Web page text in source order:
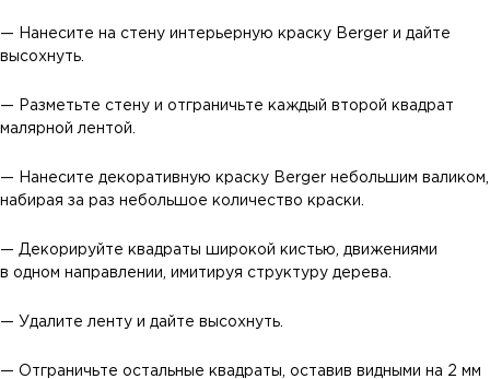
— Нанесите на стену интерьерную краску Berger и дайте
высохнуть.
— Разметьте стену и отграничьте каждый второй квадрат
малярной лентой.
— Нанесите декоративную краску Berger небольшим валиком,
набирая за раз небольшое количество краски.
— Декорируйте квадраты широкой кистью, движениями
в одном направлении, имитируя структуру дерева.
— Удалите ленту и дайте высохнуть.
— Отграничьте остальные квадраты, оставив видными на 2 мм